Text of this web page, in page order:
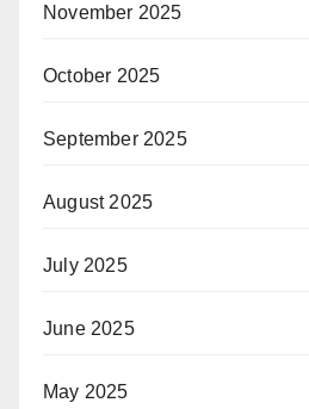
November 2025
October 2025
September 2025
August 2025
July 2025
June 2025
May 2025